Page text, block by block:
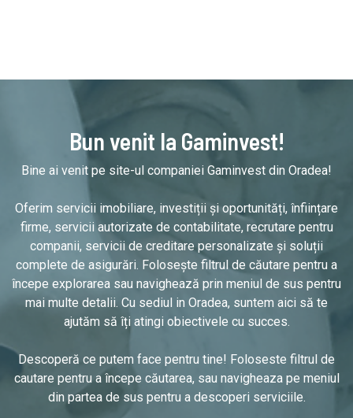
Bun venit la Gaminvest!
Bine ai venit pe site-ul companiei Gaminvest din Oradea!
Oferim servicii imobiliare, investiții și oportunități, înființare
firme, servicii autorizate de contabilitate, recrutare pentru
companii, servicii de creditare personalizate și soluții
complete de asigurări. Folosește filtrul de căutare pentru a
începe explorarea sau navighează prin meniul de sus pentru
mai multe detalii. Cu sediul in Oradea, suntem aici să te
ajutăm să îți atingi obiectivele cu succes.
Descoperă ce putem face pentru tine! Foloseste filtrul de
cautare pentru a începe căutarea, sau navigheaza pe meniul
din partea de sus pentru a descoperi serviciile.